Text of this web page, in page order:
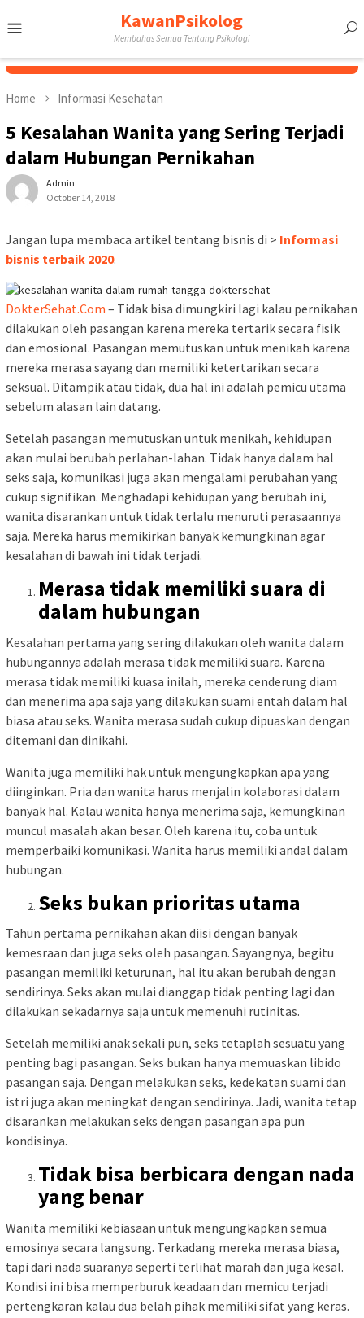
to
KawanPsikolog
Membahas Semua Tentang Psikologi
Home Informasi Kesehatan
5 Kesalahan Wanita yang Sering Terjadi
dalam Hubungan Pernikahan
Admin
October 14, 2018
Jangan lupa membaca artikel tentang bisnis di > Informasi
bisnis terbaik 2020.
DokterSehat.Com – Tidak bisa dimungkiri lagi kalau pernikahan
dilakukan oleh pasangan karena mereka tertarik secara fisik
dan emosional. Pasangan memutuskan untuk menikah karena
mereka merasa sayang dan memiliki ketertarikan secara
seksual. Ditampik atau tidak, dua hal ini adalah pemicu utama
sebelum alasan lain datang.
Setelah pasangan memutuskan untuk menikah, kehidupan
akan mulai berubah perlahan-lahan. Tidak hanya dalam hal
seks saja, komunikasi juga akan mengalami perubahan yang
cukup signifikan. Menghadapi kehidupan yang berubah ini,
wanita disarankan untuk tidak terlalu menuruti perasaannya
saja. Mereka harus memikirkan banyak kemungkinan agar
kesalahan di bawah ini tidak terjadi.
Merasa tidak memiliki suara di
dalam hubungan
Kesalahan pertama yang sering dilakukan oleh wanita dalam
hubungannya adalah merasa tidak memiliki suara. Karena
merasa tidak memiliki kuasa inilah, mereka cenderung diam
dan menerima apa saja yang dilakukan suami entah dalam hal
biasa atau seks. Wanita merasa sudah cukup dipuaskan dengan
ditemani dan dinikahi.
Wanita juga memiliki hak untuk mengungkapkan apa yang
diinginkan. Pria dan wanita harus menjalin kolaborasi dalam
banyak hal. Kalau wanita hanya menerima saja, kemungkinan
muncul masalah akan besar. Oleh karena itu, coba untuk
memperbaiki komunikasi. Wanita harus memiliki andal dalam
hubungan.
Seks bukan prioritas utama
Tahun pertama pernikahan akan diisi dengan banyak
kemesraan dan juga seks oleh pasangan. Sayangnya, begitu
pasangan memiliki keturunan, hal itu akan berubah dengan
sendirinya. Seks akan mulai dianggap tidak penting lagi dan
dilakukan sekadarnya saja untuk memenuhi rutinitas.
Setelah memiliki anak sekali pun, seks tetaplah sesuatu yang
penting bagi pasangan. Seks bukan hanya memuaskan libido
pasangan saja. Dengan melakukan seks, kedekatan suami dan
istri juga akan meningkat dengan sendirinya. Jadi, wanita tetap
disarankan melakukan seks dengan pasangan apa pun
kondisinya.
Tidak bisa berbicara dengan nada
yang benar
Wanita memiliki kebiasaan untuk mengungkapkan semua
emosinya secara langsung. Terkadang mereka merasa biasa,
tapi dari nada suaranya seperti terlihat marah dan juga kesal.
Kondisi ini bisa memperburuk keadaan dan memicu terjadi
pertengkaran kalau dua belah pihak memiliki sifat yang keras.